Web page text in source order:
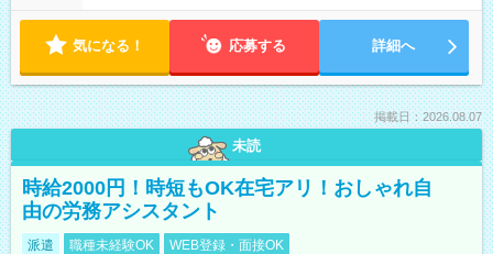
気になる！ 応募する 詳細へ
掲載日：2026.08.07
未読
時給2000円！時短もOK在宅アリ！おしゃれ自
由の労務アシスタント
派遣 職種未経験OK WEB登録・面接OK